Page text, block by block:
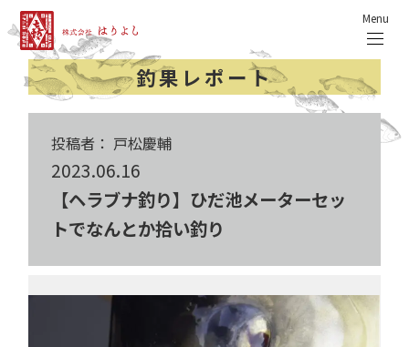
Menu
釣果レポート
投稿者： 戸松慶輔
2023.06.16
【ヘラブナ釣り】ひだ池メーターセッ
トでなんとか拾い釣り